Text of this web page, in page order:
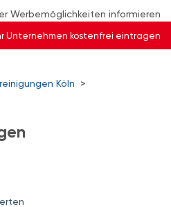
Werbemöglichkeiten informieren
Unternehmen kostenfrei eintragen
Köln
>